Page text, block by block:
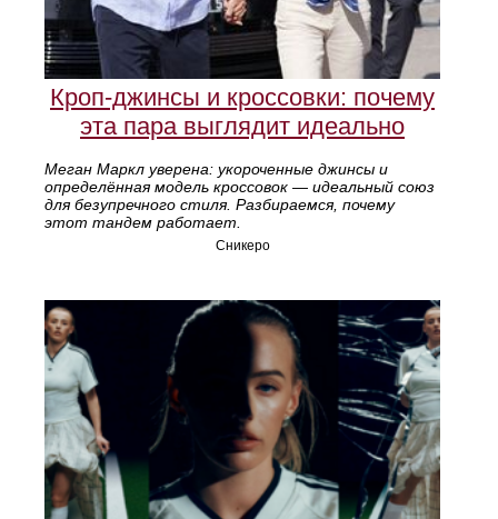
Кроп-джинсы и кроссовки: почему
эта пара выглядит идеально
Меган Маркл уверена: укороченные джинсы и
определённая модель кроссовок — идеальный союз
для безупречного стиля. Разбираемся, почему
этот тандем работает.
Сникеро